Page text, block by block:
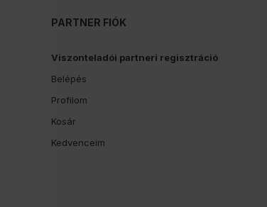
PARTNER FIÓK
Viszonteladói partneri regisztráció
Belépés
Profilom
Kosár
Kedvenceim